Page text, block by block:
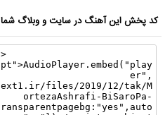
کد پخش این آهنگ در سایت و وبلاگ شما